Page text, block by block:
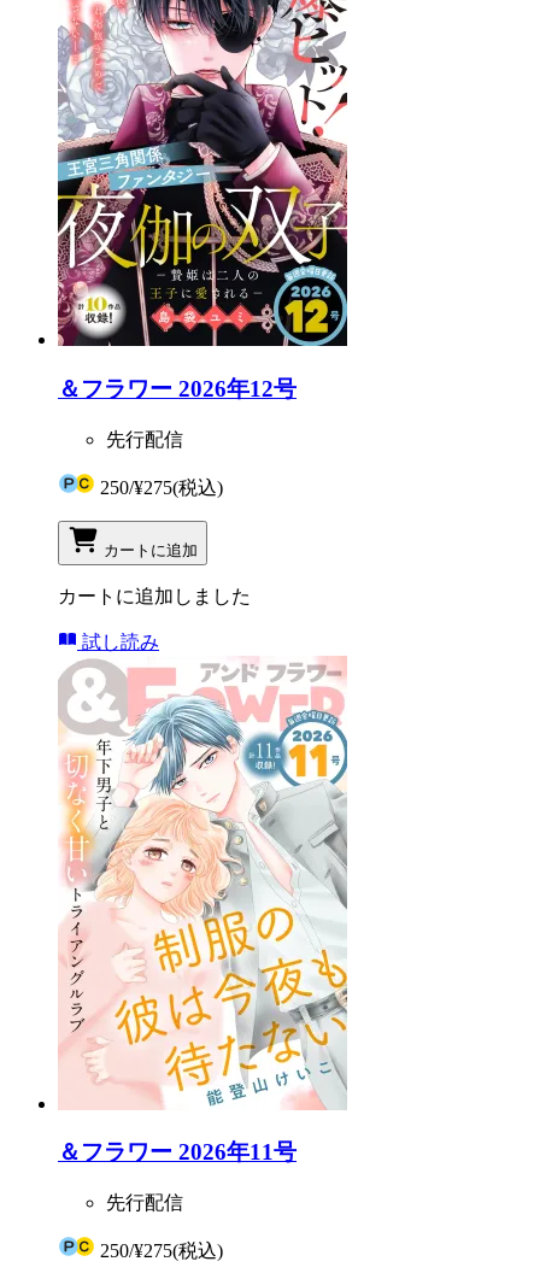
＆フラワー 2026年12号
先行配信
250/¥275(税込)
カートに追加
カートに追加しました
試し読み
＆フラワー 2026年11号
先行配信
250/¥275(税込)